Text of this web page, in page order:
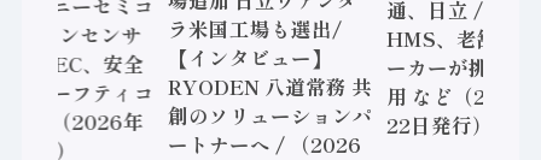
工場も選出/
タビュー】
八道常務 共
リューションパ
ーへ / （2026
通、日立 / 兵神装備 ×
HMS、老舗ポンプメ
ーカーが挑むデータ活
用 など（2026年7月
22日発行）
ピード感に課題
ソニック インダ
リー、モーショ
強化 / オムロン
安全設計支援（